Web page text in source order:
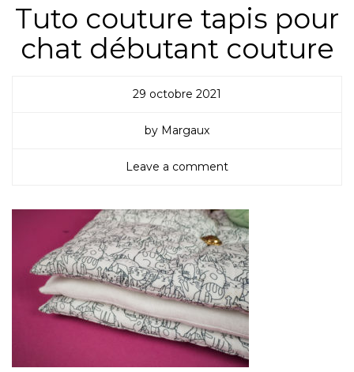
Tuto couture tapis pour
chat débutant couture
29 octobre 2021
by Margaux
Leave a comment